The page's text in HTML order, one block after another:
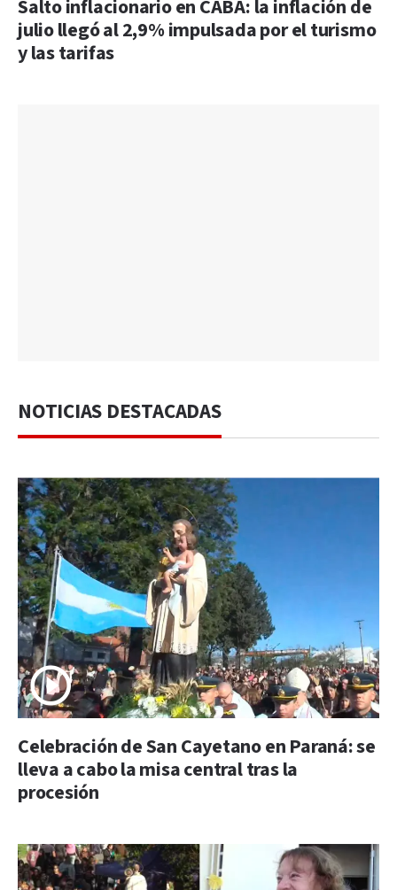
Salto inflacionario en CABA: la inflación de
julio llegó al 2,9% impulsada por el turismo
y las tarifas
NOTICIAS DESTACADAS
Celebración de San Cayetano en Paraná: se
lleva a cabo la misa central tras la
procesión